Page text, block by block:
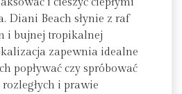
Diani Beach słynie z raf
i bujnej tropikalnej
zapewnia idealne
popływać czy spróbować
i prawie